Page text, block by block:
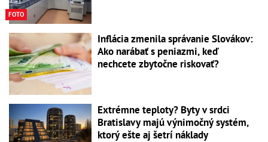
FOTO
Inflácia zmenila správanie Slovákov:
Ako narábať s peniazmi, keď
nechcete zbytočne riskovať?
Extrémne teploty? Byty v srdci
Bratislavy majú výnimočný systém,
ktorý ešte aj šetrí náklady